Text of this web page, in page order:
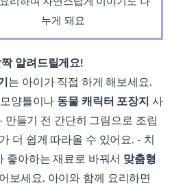
누게 돼요
알려드릴게요!
는 아이가 직접 하게 해보세요.
양틀이나 동물 캐릭터 포장지 사
만들기 전 간단히 그림으로 조립
더 쉽게 따라올 수 있어요. - 치
좋아하는 재료로 바꿔서 맞춤형
보세요. 아이와 함께 요리하면